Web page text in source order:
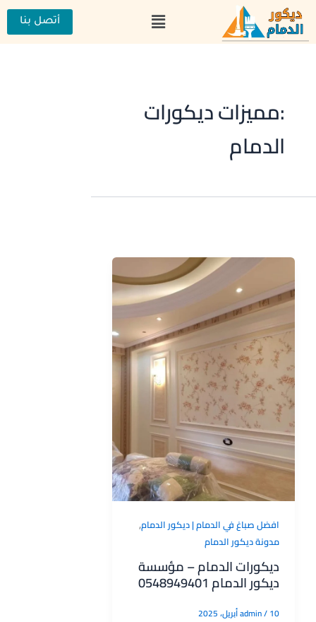
تخطي
المحتوى
القائمة أتصل بنا
:مميزات ديكورات
الدمام
افضل صباغ في الدمام | ديكور الدمام,
مدونة ديكور الدمام
ديكورات الدمام – مؤسسة
ديكور الدمام 0548949401
admin/10 أبريل، 2025